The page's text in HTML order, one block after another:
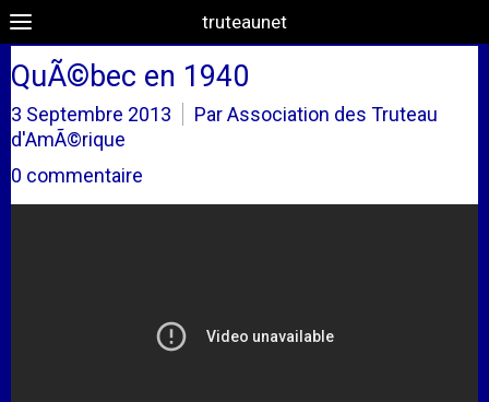
truteaunet
QuÃ©bec en 1940
3 Septembre 2013
Par Association des Truteau
d'AmÃ©rique
0 commentaire